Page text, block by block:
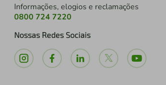
Informações, elogios e reclamações
0800 724 7220
Nossas Redes Sociais